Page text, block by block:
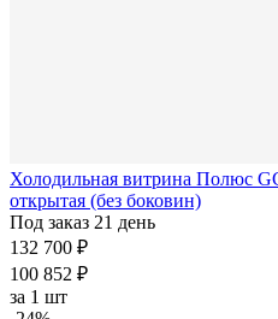
Холодильная витрина Полюс
открытая (без боковин)
Под заказ 21 день
132 700 ₽
100 852 ₽
за 1 шт